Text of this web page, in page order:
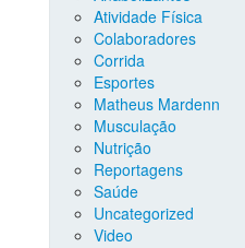
Atividade Física
Colaboradores
Corrida
Esportes
Matheus Mardenn
Musculação
Nutrição
Reportagens
Saúde
Uncategorized
Video